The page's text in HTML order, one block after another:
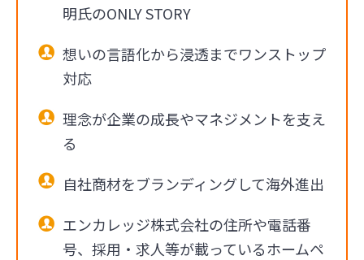
明氏のONLY STORY
想いの言語化から浸透までワンストップ
対応
理念が企業の成長やマネジメントを支え
る
自社商材をブランディングして海外進出
エンカレッジ株式会社の住所や電話番
号、採用・求人等が載っているホームペ